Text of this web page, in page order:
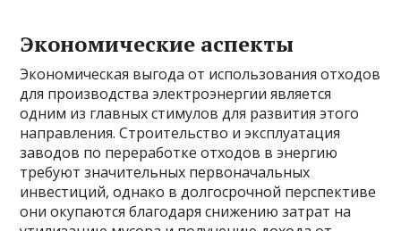
Экономические аспекты
Экономическая выгода от использования отходов
для производства электроэнергии является
одним из главных стимулов для развития этого
направления. Строительство и эксплуатация
заводов по переработке отходов в энергию
требуют значительных первоначальных
инвестиций, однако в долгосрочной перспективе
они окупаются благодаря снижению затрат на